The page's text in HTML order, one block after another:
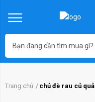
Trang chủ chủ đè rau củ quả